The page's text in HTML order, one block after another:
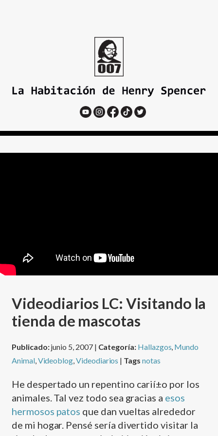
Videodiarios LC: Visitando la
tienda de mascotas
Publicado:junio 5, 2007 | Categoría: Hallazgos Mundo
Animal, Videoblog ,Videodiarios | Tags notas
He despertado un repentino carií±o por los
animales. Tal vez todo sea gracias a esos
hermosos patos que dan vueltas alrededor
de mi hogar. Pensé serí­a divertido visitar la